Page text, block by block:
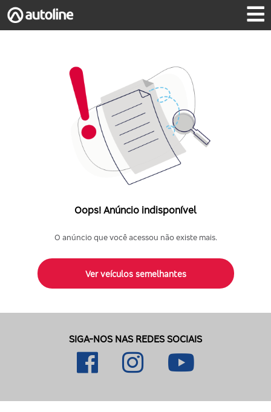
Oops! Anúncio indisponível
O anúncio que você acessou não existe mais.
Ver veículos semelhantes
SIGA-NOS NAS REDES SOCIAIS